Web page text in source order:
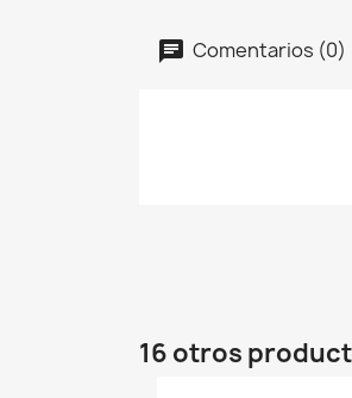
Comentarios (0)
16 otros